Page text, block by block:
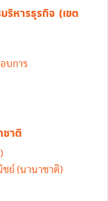
ริหารธุรกิจ (เขต
บการ
ชาติ
ย์ (นานาชาติ)